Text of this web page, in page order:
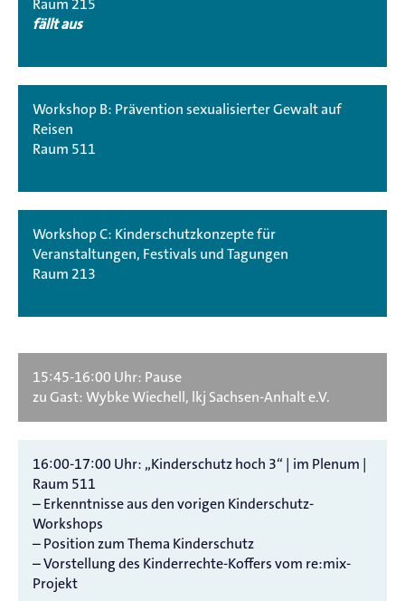
fällt aus
Workshop B: Prävention sexualisierter Gewalt auf
Reisen
Raum 511
Workshop C: Kinderschutzkonzepte für
Veranstaltungen, Festivals und Tagungen
Raum 213
15:45-16:00 Uhr: Pause
zu Gast: Wybke Wiechell, lkj Sachsen-Anhalt e.V.
16:00-17:00 Uhr: „Kinderschutz hoch 3“ | im Plenum |
Raum 511
– Erkenntnisse aus den vorigen Kinderschutz-
Workshops
– Position zum Thema Kinderschutz
– Vorstellung des Kinderrechte-Koffers vom re:mix-
Projekt